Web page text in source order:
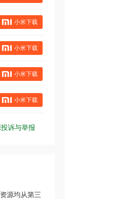
小米下载
小米下载
小米下载
小米下载
诉与举报
源均从第三